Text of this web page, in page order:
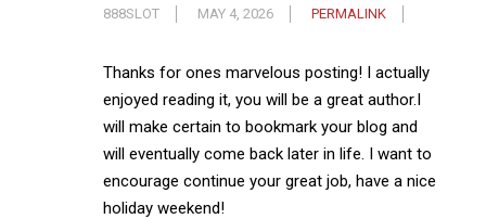
888SLOT MAY 4, 2026 PERMALINK
Thanks for ones marvelous posting! I actually
enjoyed reading it, you will be a great author.I
will make certain to bookmark your blog and
will eventually come back later in life. I want to
encourage continue your great job, have a nice
holiday weekend!